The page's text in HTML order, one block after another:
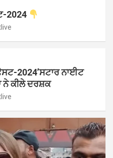
2024
2024’ਸਟਾਰ ਨਾਈਟ
ਨੇ ਕੀਲੇ ਦਰਸ਼ਕ